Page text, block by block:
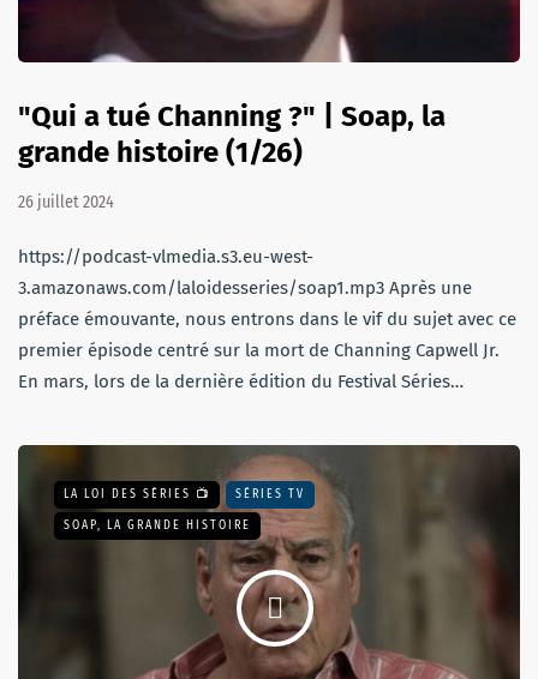
"Qui a tué Channing ?" | Soap, la
grande histoire (1/26)
26 juillet 2024
https://podcast-vlmedia.s3.eu-west-
3.amazonaws.com/laloidesseries/soap1.mp3 Après une
préface émouvante, nous entrons dans le vif du sujet avec ce
premier épisode centré sur la mort de Channing Capwell Jr.
En mars, lors de la dernière édition du Festival Séries…
LA LOI DES SÉRIES 📺 SÉRIES TV
SOAP, LA GRANDE HISTOIRE